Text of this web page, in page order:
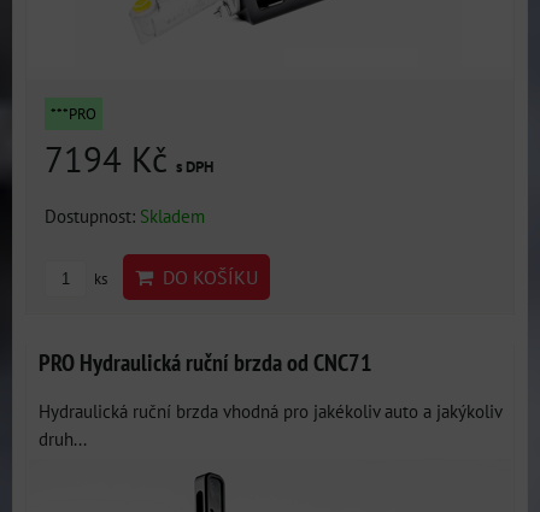
***PRO
7194 Kč s DPH
Dostupnost: Skladem
ks DO KOŠÍKU
PRO Hydraulická ruční brzda od CNC71
Hydraulická ruční brzda vhodná pro jakékoliv auto a jakýkoliv
druh...